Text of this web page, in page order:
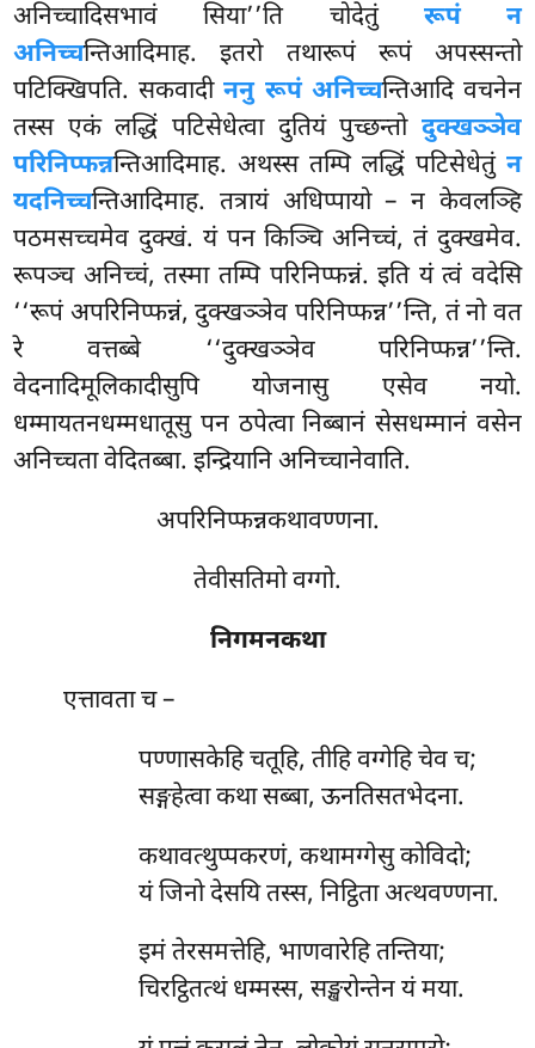
अनिच्चादिसभावं सिया’’ति चोदेतुं रूपं न
अनिच्चन्तिआदिमाह. इतरो तथारूपं रूपं अपस्सन्तो
पटिक्खिपति. सकवादीननु रूपं अनिच्चन्तिआदि वचनेन
तस्स एकं लद्धिं पटिसेधेत्वा दुतियं पुच्छन्तो दुक्खञ्ञेव
परिनिप्फन्नन्तिआदिमाह. अथस्स तम्पि लद्धिं पटिसेधेतुं न
यदनिच्चन्तिआदिमाह. तत्रायं अधिप्पायो – न केवलञ्हि
पठमसच्चमेव दुक्खं. यं पन किञ्चि अनिच्चं, तं दुक्खमेव.
रूपञ्च अनिच्चं, तस्मा तम्पि परिनिप्फन्नं. इति यं त्वं वदेसि
‘‘रूपं अपरिनिप्फन्नं, दुक्खञ्ञेव परिनिप्फन्न’’न्ति, तं नो वत
रे वत्तब्बे ‘‘दुक्खञ्ञेव परिनिप्फन्न’’न्ति.
वेदनादिमूलिकादीसुपि योजनासु एसेव नयो.
धम्मायतनधम्मधातूसु पन ठपेत्वा निब्बानं सेसधम्मानं वसेन
अनिच्चता वेदितब्बा. इन्द्रियानि अनिच्चानेवाति.
अपरिनिप्फन्नकथावण्णना.
तेवीसतिमो वग्गो.
निगमनकथा
एत्तावताच –
पण्णासकेहि चतूहि, तीहि वग्गेहि चेव च;
सङ्गहेत्वा कथा सब्बा, ऊनतिसतभेदना.
कथावत्थुप्पकरणं, कथामग्गेसु कोविदो;
यं जिनो देसयि तस्स, निट्ठिता अत्थवण्णना.
इमं तेरसमत्तेहि, भाणवारेहि तन्तिया;
चिरट्ठितत्थं धम्मस्स, सङ्खरोन्तेन यं मया.